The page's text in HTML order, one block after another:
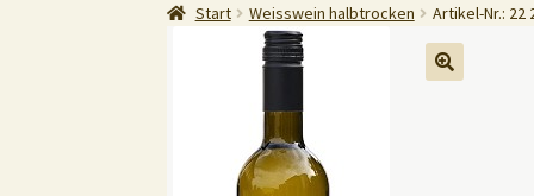
Start Weisswein halbtrocken Artikel-Nr.: 22